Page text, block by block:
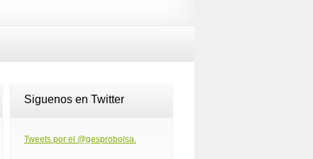
Siguenos en Twitter
Tweets por el @gesprobolsa.